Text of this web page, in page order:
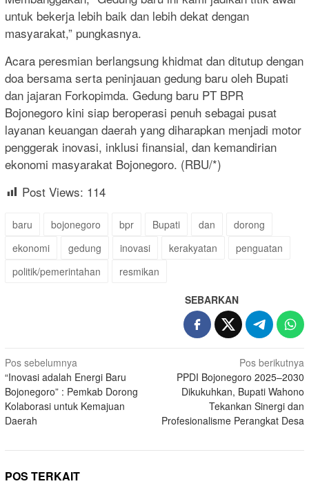
untuk bekerja lebih baik dan lebih dekat dengan
masyarakat,” pungkasnya.
Acara peresmian berlangsung khidmat dan ditutup dengan
doa bersama serta peninjauan gedung baru oleh Bupati
dan jajaran Forkopimda. Gedung baru PT BPR
Bojonegoro kini siap beroperasi penuh sebagai pusat
layanan keuangan daerah yang diharapkan menjadi motor
penggerak inovasi, inklusi finansial, dan kemandirian
ekonomi masyarakat Bojonegoro. (RBU/*)
Post Views: 114
baru bojonegoro bpr Bupati dan
dorong
ekonomi
gedung inovasi kerakyatan
penguatan
politik/pemerintahan
resmikan
SEBARKAN
Navigasi
pos
Pos sebelumnya
“Inovasi adalah Energi Baru
Bojonegoro” : Pemkab Dorong
Kolaborasi untuk Kemajuan
Daerah
Pos berikutnya
PPDI Bojonegoro 2025–2030
Dikukuhkan, Bupati Wahono
Tekankan Sinergi dan
Profesionalisme Perangkat Desa
POS TERKAIT